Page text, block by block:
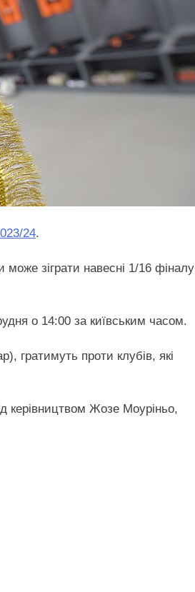
24.
зіграти навесні 1/16 фіналу
о 14:00 за київським часом.
проти клубів, які
керівництвом Жозе Моуріньо,